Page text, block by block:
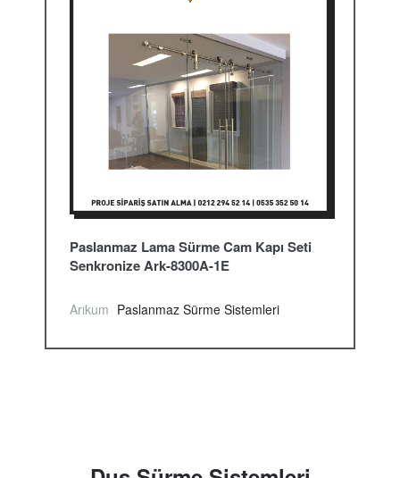
Paslanmaz Lama Sürme Cam Kapı Seti
Senkronize Ark-8300A-1E
Arıkum Paslanmaz Sürme Sistemleri